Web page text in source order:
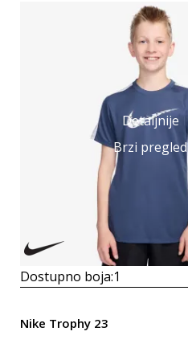
Detaljnije
Brzi pregled
Dostupno boja:1
Nike Trophy 23